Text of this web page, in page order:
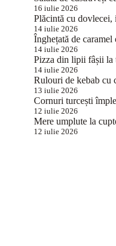
16 iulie 2026
Plăcintă cu dovlecei,
14 iulie 2026
Înghețată de
14 iulie 2026
Pizza din lipii fâșii la
14 iulie 2026
Rulouri de kebab cu
13 iulie 2026
Cornuri turcești
12 iulie 2026
Mere umplute la
12 iulie 2026